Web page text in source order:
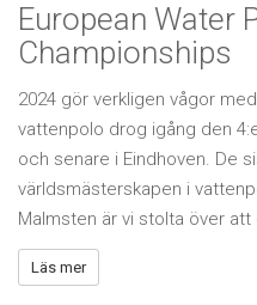
European Water
Championships
2024 gör verkligen vågor
vattenpolo drog igång den
och senare i Eindhoven. De
världsmästerskapen i
Malmsten är vi stolta över att
Läs mer